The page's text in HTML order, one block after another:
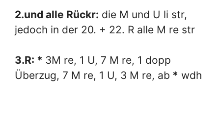
2.und alle Rückr: die M und U li str,
jedoch in der 20. + 22. R alle M re str
3.R: * 3M re, 1 U, 7 M re, 1 dopp
Überzug, 7 M re, 1 U, 3 M re, ab * wdh